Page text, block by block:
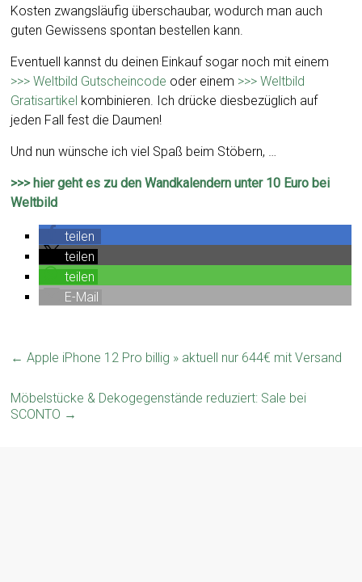
Kosten zwangsläufig überschaubar, wodurch man auch
guten Gewissens spontan bestellen kann.
Eventuell kannst du deinen Einkauf sogar noch mit einem
>>> Weltbild Gutscheincode oder einem >>> Weltbild
Gratisartikel kombinieren. Ich drücke diesbezüglich auf
jeden Fall fest die Daumen!
Und nun wünsche ich viel Spaß beim Stöbern, …
>>> hier geht es zu den Wandkalendern unter 10 Euro bei
Weltbild
teilen
teilen
teilen
E-Mail
← Apple iPhone 12 Pro billig » aktuell nur 644€ mit Versand
Möbelstücke & Dekogegenstände reduziert: Sale bei
SCONTO →